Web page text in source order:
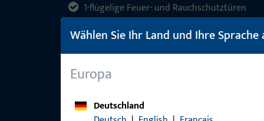
1-flügelige Feuer- und Rauchschutztüren
Türflügelbreite min. 600 mm
Türflügelbreite max. 1100 mm
DIN links und DIN rechts einsetzbar
Wählen Sie Ihr Land und Ihre Sprache
Europa
Deutschland